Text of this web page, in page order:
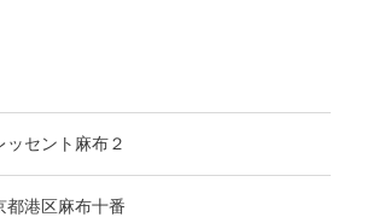
ッセント麻布２
都港区麻布十番